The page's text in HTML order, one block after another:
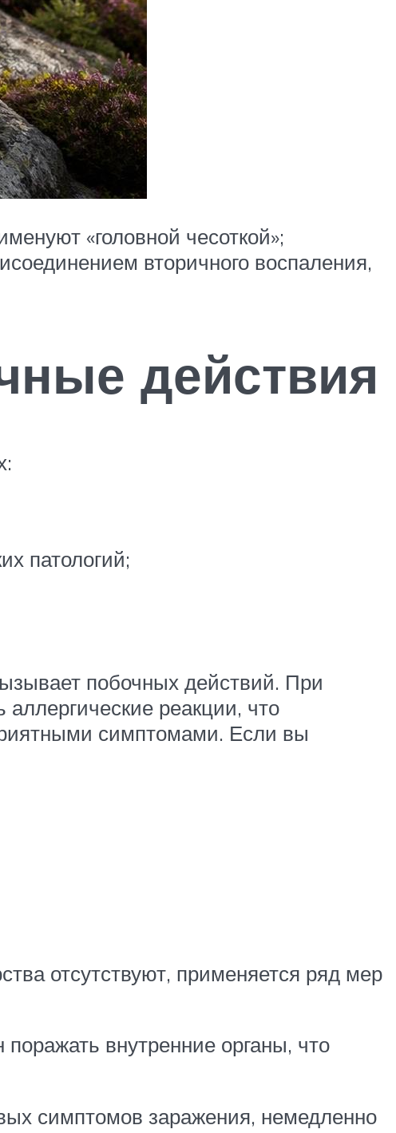
«головной чесоткой»;
вторичного воспаления,
действия
патологий;
побочных действий. При
реакции, что
симптомами. Если вы
отсутствуют, применяется ряд мер
внутренние органы, что
симптомов заражения, немедленно